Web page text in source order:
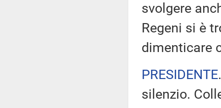
svolgere
Regeni si è
dimenticare
PRESIDENTE
silenzio.